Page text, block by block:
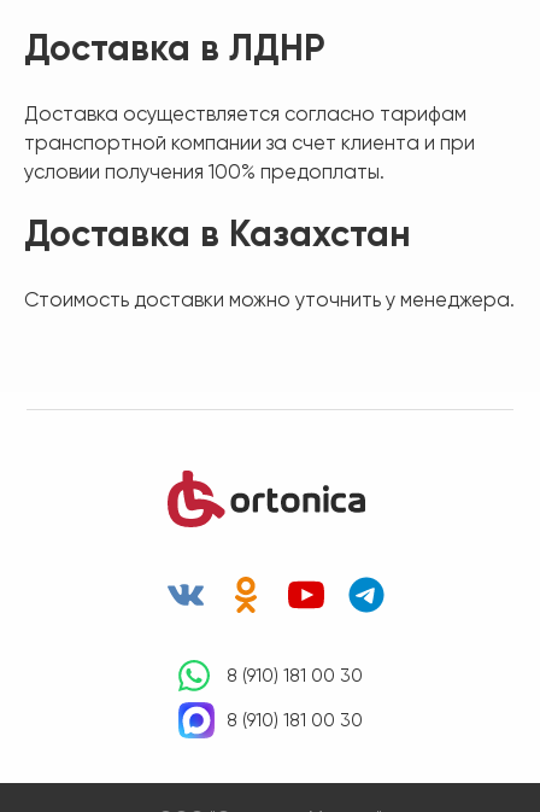
Доставка в ЛДНР
Доставка осуществляется согласно тарифам
транспортной компании за счет клиента и при
условии получения 100% предоплаты.
Доставка в Казахстан
Стоимость доставки можно уточнить у менеджера.
8 (910) 181 00 30
8 (910) 181 00 30